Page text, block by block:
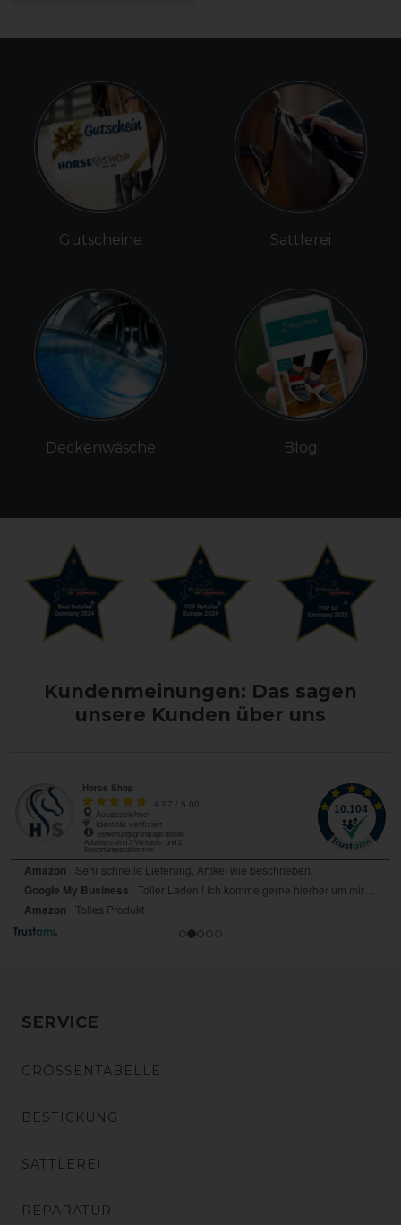
Gutscheine
Deckenwäsche
Sattlerei
Blog
Kundenmeinungen: Das sagen
unsere Kunden über uns
SERVICE
GRÖSSENTABELLE
BESTICKUNG
SATTLEREI
REPARATUR